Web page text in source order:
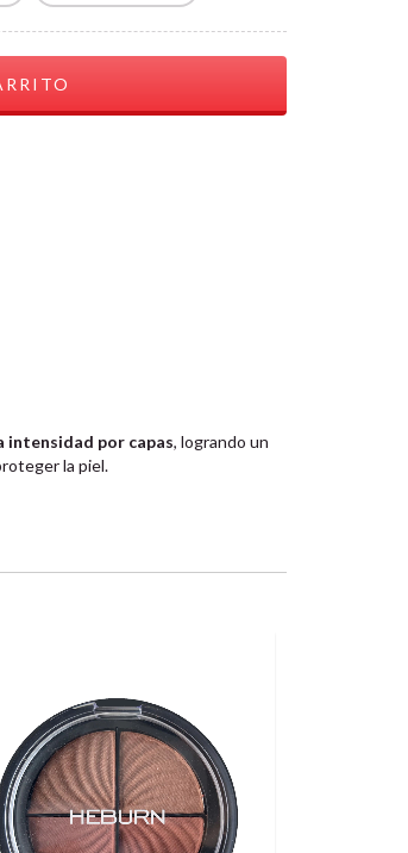
intensidad por capas, logrando un
la piel.